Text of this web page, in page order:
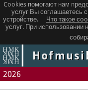
Cookies помогают нам
услуг Вы соглашаетесь
устройстве.
Что такое
услуг. При использовании
2026